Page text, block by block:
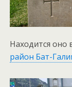
Находится оно
район Бат-